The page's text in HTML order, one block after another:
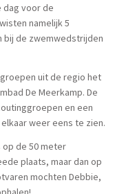
dag voor de
namelijk 5
bij de zwemwedstrijden
uit de regio het
De Meerkamp. De
en een
weer eens te zien.
de 50 meter
plaats, maar dan op
mochten Debbie,